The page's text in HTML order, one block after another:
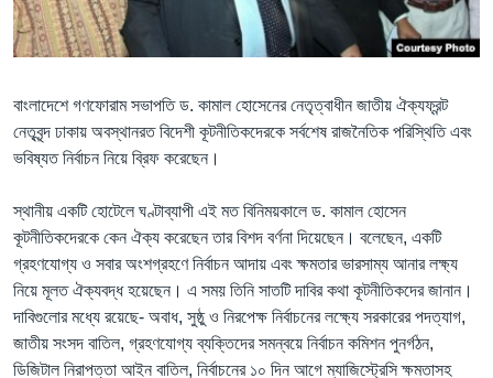
Learning English
FOLLOW US
অন্য ভাষায় ওয়েব সাইট
বাংলাদেশে গণফোরাম সভাপতি ড. কামাল হোসেনের নেতৃত্বাধীন জাতীয় ঐক্যফ্রন্ট
নেতৃবৃন্দ ঢাকায় অবস্থানরত বিদেশী কূটনীতিকদেরকে সর্বশেষ রাজনৈতিক পরিস্থিতি এবং
ভবিষ্যত নির্বাচন নিয়ে ব্রিফ করেছেন।
স্থানীয় একটি হোটেলে ঘণ্টাব্যাপী এই মত বিনিময়কালে ড. কামাল হোসেন
কূটনীতিকদেরকে কেন ঐক্য করেছেন তার বিশদ বর্ণনা দিয়েছেন। বলেছেন, একটি
গ্রহণযোগ্য ও সবার অংশগ্রহণে নির্বাচন আদায় এবং ক্ষমতার ভারসাম্য আনার লক্ষ্য
নিয়ে মূলত ঐক্যবদ্ধ হয়েছেন। এ সময় তিনি সাতটি দাবির কথা কূটনীতিকদের জানান।
দাবিগুলোর মধ্যে রয়েছে- অবাধ, সুষ্ঠু ও নিরপেক্ষ নির্বাচনের লক্ষ্যে সরকারের পদত্যাগ,
জাতীয় সংসদ বাতিল, গ্রহণযোগ্য ব্যক্তিদের সমন্বয়ে নির্বাচন কমিশন পুনর্গঠন,
ডিজিটাল নিরাপত্তা আইন বাতিল, নির্বাচনের ১০ দিন আগে ম্যাজিস্ট্রেসি ক্ষমতাসহ